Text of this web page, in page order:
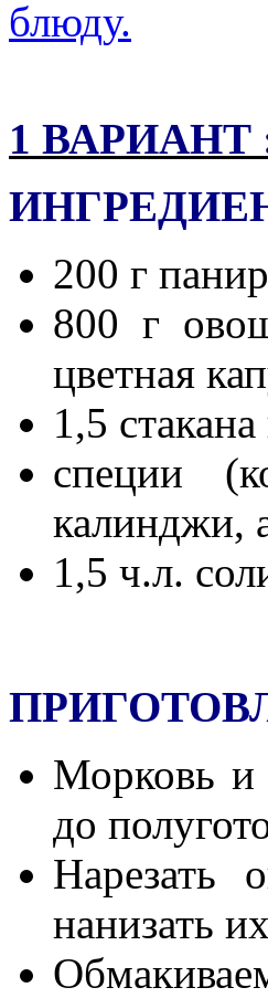
блюду.
1 ВАРИАНТ
200 г
800 г
цветная
1,5
специи
калинджи,
1,5 ч.л.
Морковь и
до
нанизать